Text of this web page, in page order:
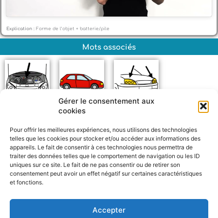
Gérer le consentement aux
cookies
Pour offrir les meilleures expériences, nous utilisons des technologies
telles que les cookies pour stocker et/ou accéder aux informations des
appareils. Le fait de consentir à ces technologies nous permettra de
traiter des données telles que le comportement de navigation ou les ID
uniques sur ce site. Le fait de ne pas consentir ou de retirer son
consentement peut avoir un effet négatif sur certaines caractéristiques
et fonctions.
Accepter
Explication : Forme de l’objet + batterie/pile
Mots associés
Voiture
a
h
e
s
a